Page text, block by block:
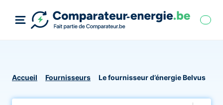
Accueil Fournisseurs Le fournisseur d’énergie Belvus